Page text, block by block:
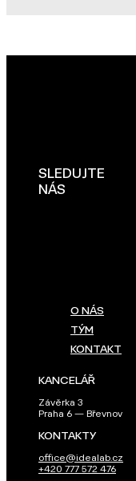
SLEDUJTE
NÁS
O NÁS
TÝM
KONTAKT
KANCELÁŘ
Závěrka 3
Praha 6 — Břevnov
KONTAKTY
office@idealab.cz
+420 777 572 476